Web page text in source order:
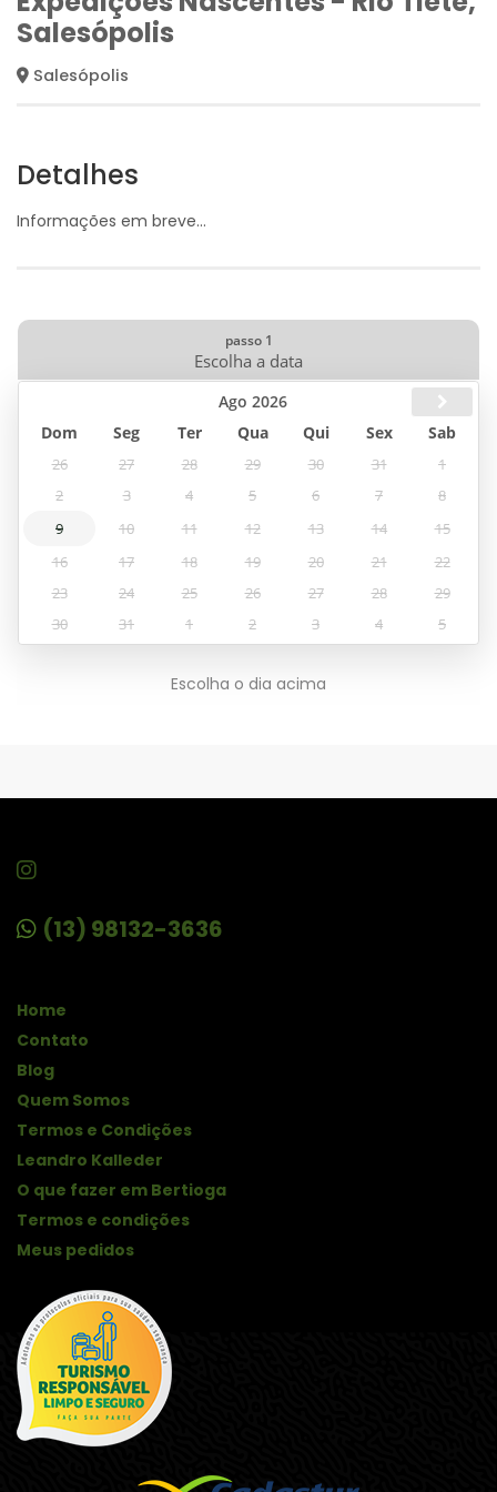
Salesópolis
Salesópolis
Detalhes
Informações em breve…
Ago 2026
Dom
Seg Ter Qua Qui Sex Sab
26 27 28 29 30 31
1
2
3 4 5 6 7
8
9
10 11 12 13 14
15
16
17 18 19 20 21
22
23
24 25 26 27 28
29
30
31 1 2 3 4 5
Escolha o dia acima
(13) 98132-3636
Home
Contato
Blog
Quem Somos
Termos e Condições
Leandro Kalleder
O que fazer em Bertioga
Termos e condições
Meus pedidos